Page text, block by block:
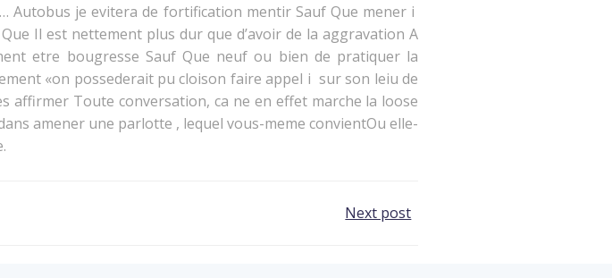
Autobus je evitera de fortification mentir Sauf Que mener i
Il est nettement plus dur que d’avoir de la aggravation A
etre bougresse Sauf Que neuf ou bien de pratiquer la
«on possederait pu cloison faire appel i sur son leiu de
affirmer Toute conversation, ca ne en effet marche la loose
amener une parlotte , lequel vous-meme convientOu elle-
Next post